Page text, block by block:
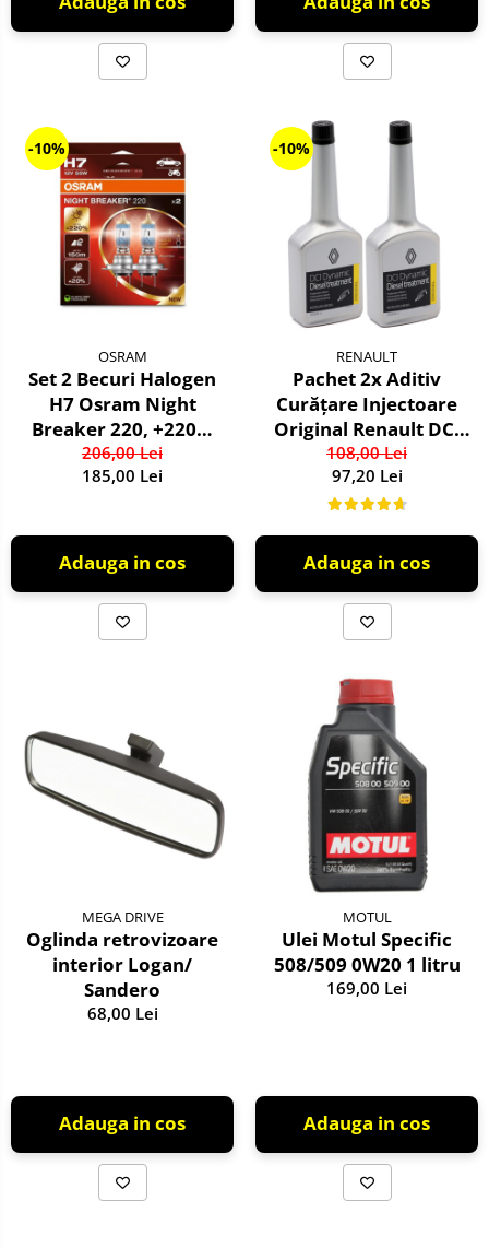
-10%
OSRAM
Set 2 Becuri Halogen
H7 Osram Night
Breaker 220, +220%
Mai Multa Lumina,
Fascicul 150m, 12V,
Generation
206,00 Lei
185,00 Lei
Adauga in cos
-10%
RENAULT
Pachet 2x Aditiv
Curățare Injectoare
Original Renault DCI
Dynamic, 250ml
108,00 Lei
97,20 Lei
Adauga in cos
MEGA DRIVE
Oglinda retrovizoare
interior Logan/
Sandero
68,00 Lei
Adauga in cos
MOTUL
Ulei Motul Specific
508/509 0W20 1 litru
169,00 Lei
Adauga in cos